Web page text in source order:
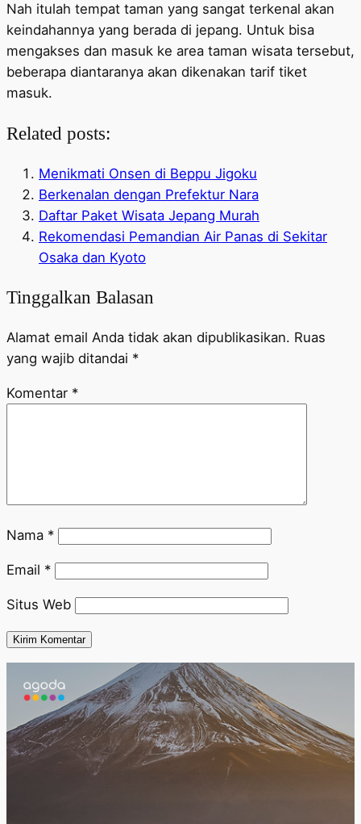
Nah itulah tempat taman yang sangat terkenal akan
keindahannya yang berada di jepang. Untuk bisa
mengakses dan masuk ke area taman wisata tersebut,
beberapa diantaranya akan dikenakan tarif tiket
masuk.
Related posts:
Menikmati Onsen di Beppu Jigoku
Berkenalan dengan Prefektur Nara
Daftar Paket Wisata Jepang Murah
Rekomendasi Pemandian Air Panas di Sekitar
Osaka dan Kyoto
Tinggalkan Balasan
Alamat email Anda tidak akan dipublikasikan. Ruas
yang wajib ditandai *
Komentar *
Nama *
Email *
Situs Web